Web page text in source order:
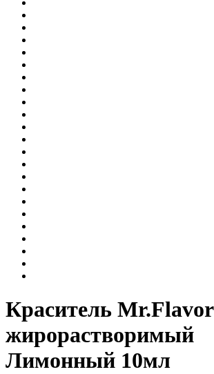
Краситель Mr.Flavor
жирорастворимый
Лимонный 10мл